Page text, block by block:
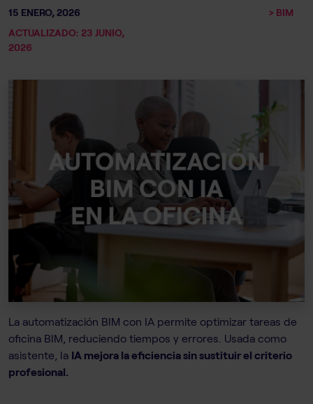
15 ENERO, 2026
ACTUALIZADO: 23 JUNIO,
2026
> BIM
La automatización BIM con IA permite optimizar tareas de
oficina BIM, reduciendo tiempos y errores. Usada como
asistente, la IA mejora la eficiencia sin sustituir el criterio
profesional.